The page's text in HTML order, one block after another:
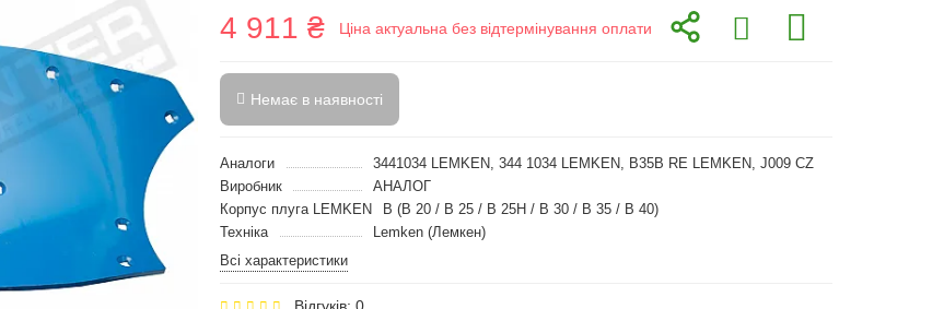
4 911 ₴ Ціна актуальна без відтермінування оплати
Немає в наявності
Аналоги
3441034 LEMKEN, 344 1034 LEMKEN, B35B RE LEMKEN, J009 CZ
Виробник
АНАЛОГ
Корпус плуга LEMKEN
B (B 20 / B 25 / B 25H / B 30 / B 35 / B 40)
Техніка
Lemken (Лемкен)
Всі характеристики